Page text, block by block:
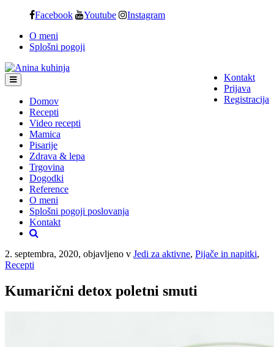
content
Facebook Youtube Instagram
O meni
Splošni pogoji
Kontakt
Prijava
Registracija
Domov
Recepti
Video recepti
Mamica
Pisarije
Zdrava & lepa
Trgovina
Dogodki
Reference
O meni
Splošni pogoji poslovanja
Kontakt
2. septembra, 2020, objavljeno v Jedi za aktivne, Pijače in napitki,
Recepti
Kumarični detox poletni smuti